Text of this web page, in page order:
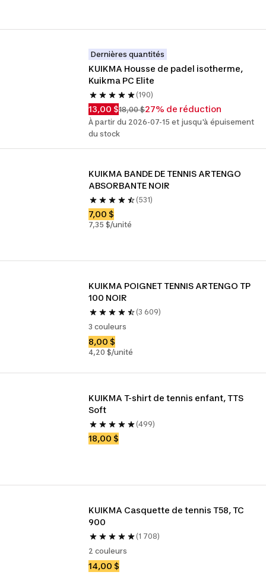
Dernières quantités
KUIKMA Housse de padel isotherme,
Kuikma PC Elite
(190)
13,00 $18,00 $27% de réduction
À partir du 2026-07-15 et jusqu'à épuisement
du stock
KUIKMA BANDE DE TENNIS ARTENGO
ABSORBANTE NOIR
(531)
7,00 $
7,35 $/unité
KUIKMA POIGNET TENNIS ARTENGO TP
100 NOIR
(3 609)
3 couleurs
8,00 $
4,20 $/unité
KUIKMA T-shirt de tennis enfant, TTS
Soft
(499)
18,00 $
KUIKMA Casquette de tennis T58, TC
900
(1 708)
2 couleurs
14,00 $